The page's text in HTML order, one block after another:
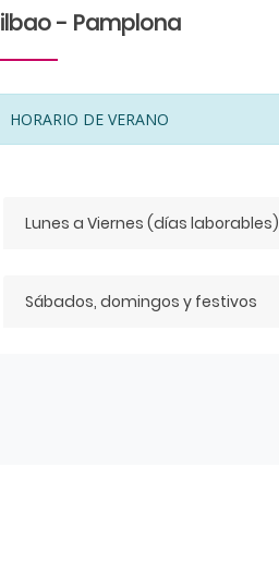
- Pamplona
HORARIO DE VERANO
Lunes a Viernes (días laborables)
Sábados, domingos y festivos